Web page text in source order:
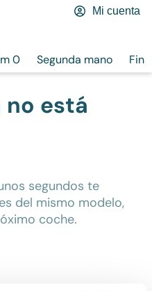
0 Segunda mano
Mi cuenta
no está
segundos te
del mismo modelo,
coche.